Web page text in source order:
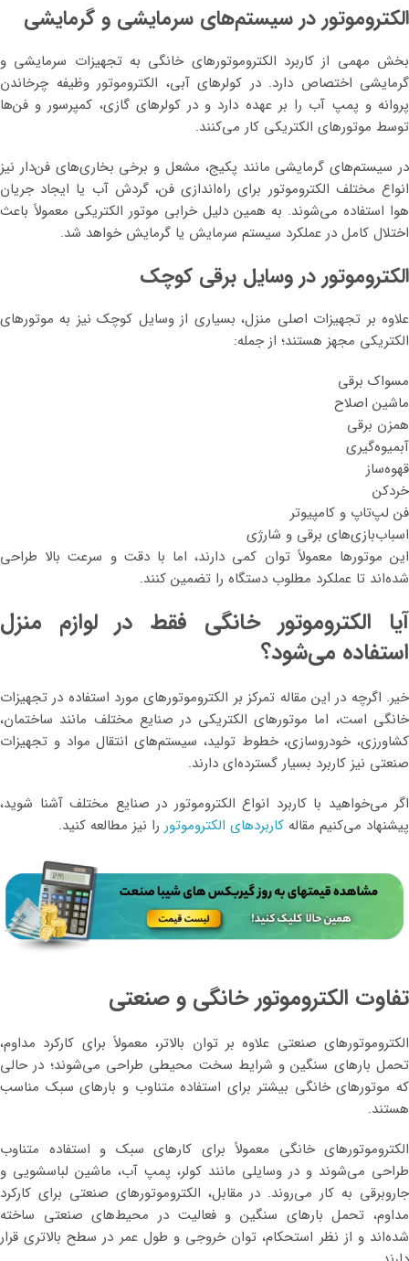
الکتروموتور در سیستم‌های سرمایشی و گرمایشی
بخش مهمی از کاربرد الکتروموتورهای خانگی به تجهیزات سرمایشی و
گرمایشی اختصاص دارد. در کولرهای آبی، الکتروموتور وظیفه چرخاندن
پروانه و پمپ آب را بر عهده دارد و در کولرهای گازی، کمپرسور و فن‌ها
توسط موتورهای الکتریکی کار می‌کنند.
در سیستم‌های گرمایشی مانند پکیج، مشعل و برخی بخاری‌های فن‌دار نیز
انواع مختلف الکتروموتور برای راه‌اندازی فن، گردش آب یا ایجاد جریان
هوا استفاده می‌شوند. به همین دلیل خرابی موتور الکتریکی معمولاً باعث
اختلال کامل در عملکرد سیستم سرمایش یا گرمایش خواهد شد.
الکتروموتور در وسایل برقی کوچک
علاوه بر تجهیزات اصلی منزل، بسیاری از وسایل کوچک نیز به موتورهای
الکتریکی مجهز هستند؛ از جمله:
مسواک برقی
ماشین اصلاح
همزن برقی
آبمیوه‌گیری
قهوه‌ساز
خردکن
فن لپ‌تاپ و کامپیوتر
اسباب‌بازی‌های برقی و شارژی
این موتورها معمولاً توان کمی دارند، اما با دقت و سرعت بالا طراحی
شده‌اند تا عملکرد مطلوب دستگاه را تضمین کنند.
آیا الکتروموتور خانگی فقط در لوازم منزل
استفاده می‌شود؟
خیر. اگرچه در این مقاله تمرکز بر الکتروموتورهای مورد استفاده در تجهیزات
خانگی است، اما موتورهای الکتریکی در صنایع مختلف مانند ساختمان،
کشاورزی، خودروسازی، خطوط تولید، سیستم‌های انتقال مواد و تجهیزات
صنعتی نیز کاربرد بسیار گسترده‌ای دارند.
اگر می‌خواهید با کاربرد انواع الکتروموتور در صنایع مختلف آشنا شوید،
پیشنهاد می‌کنیم مقاله کاربردهای الکتروموتور را نیز مطالعه کنید.
تفاوت الکتروموتور خانگی و صنعتی
الکتروموتورهای صنعتی علاوه بر توان بالاتر، معمولاً برای کارکرد مداوم،
تحمل بارهای سنگین و شرایط سخت محیطی طراحی می‌شوند؛ در حالی
که موتورهای خانگی بیشتر برای استفاده متناوب و بارهای سبک مناسب
هستند.
الکتروموتورهای خانگی معمولاً برای کارهای سبک و استفاده متناوب
طراحی می‌شوند و در وسایلی مانند کولر، پمپ آب، ماشین لباسشویی و
جاروبرقی به کار می‌روند. در مقابل، الکتروموتورهای صنعتی برای کارکرد
مداوم، تحمل بارهای سنگین و فعالیت در محیط‌های صنعتی ساخته
شده‌اند و از نظر استحکام، توان خروجی و طول عمر در سطح بالاتری قرار